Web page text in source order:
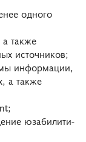
одного
также
источников;
информации,
а также
юзабилити-